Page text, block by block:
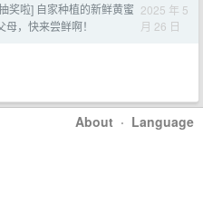
奖啦] 自家种植的新鲜黄蜜
，快来尝鲜啊！
2025 年 5
月 26 日
About · Language